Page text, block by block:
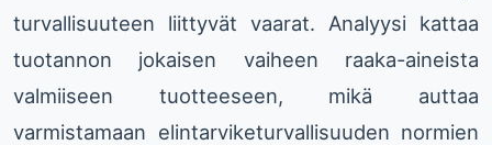
turvallisuuteen liittyvät vaarat. Analyysi kattaa
tuotannon jokaisen vaiheen raaka-aineista
valmiiseen tuotteeseen, mikä auttaa
varmistamaan elintarviketurvallisuuden normien